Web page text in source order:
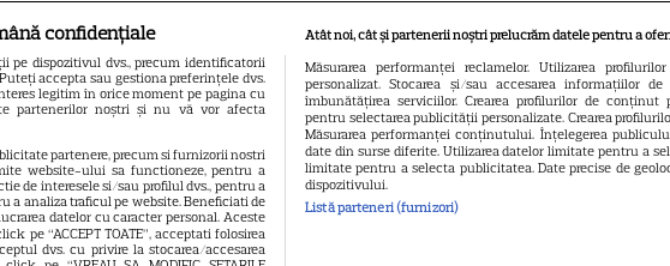
bunicii sau pe cineva vârstnic
din familie. Acum s-a decis!
Cum trebuie să procedezi
turiștii este strigător la
confidențiale
pe dispozitivul dvs., precum identificatorii
accepta sau gestiona preferințele dvs.
legitim în orice moment pe pagina cu
partenerilor noștri și nu vă vor afecta
partenere, precum si furnizorii nostri
website-ului sa functioneze, pentru a
de interesele si/sau profilul dvs., pentru a
a analiza traficul pe website. Beneficiati de
datelor cu caracter personal. Aceste
pe “ACCEPT TOATE”, acceptati folosirea
dvs. cu privire la stocarea/accesarea
Atât noi, cât și partenerii noștri prelucrăm datele pentru a
Măsurarea performanței reclamelor. Utilizarea
personalizat. Stocarea și/sau accesarea informațiilor
îmbunătățirea serviciilor. Crearea profilurilor de conținut
pentru selectarea publicității personalizate. Crearea
Măsurarea performanței conținutului. Înțelegerea
date din surse diferite. Utilizarea datelor limitate pentru a
limitate pentru a selecta publicitatea. Date precise de
dispozitivului.
Listă parteneri (furnizori)